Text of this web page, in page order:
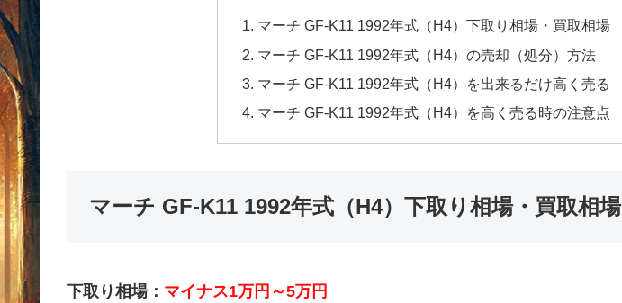
マーチ GF-K11 1992年式（H4）下取り相場・買取相場
マーチ GF-K11 1992年式（H4）の売却（処分）方法
マーチ GF-K11 1992年式（H4）を出来るだけ高く売る
マーチ GF-K11 1992年式（H4）を高く売る時の注意点
マーチ GF-K11 1992年式（H4）下取り相場・買取相場
下取り相場： マイナス1万円～5万円